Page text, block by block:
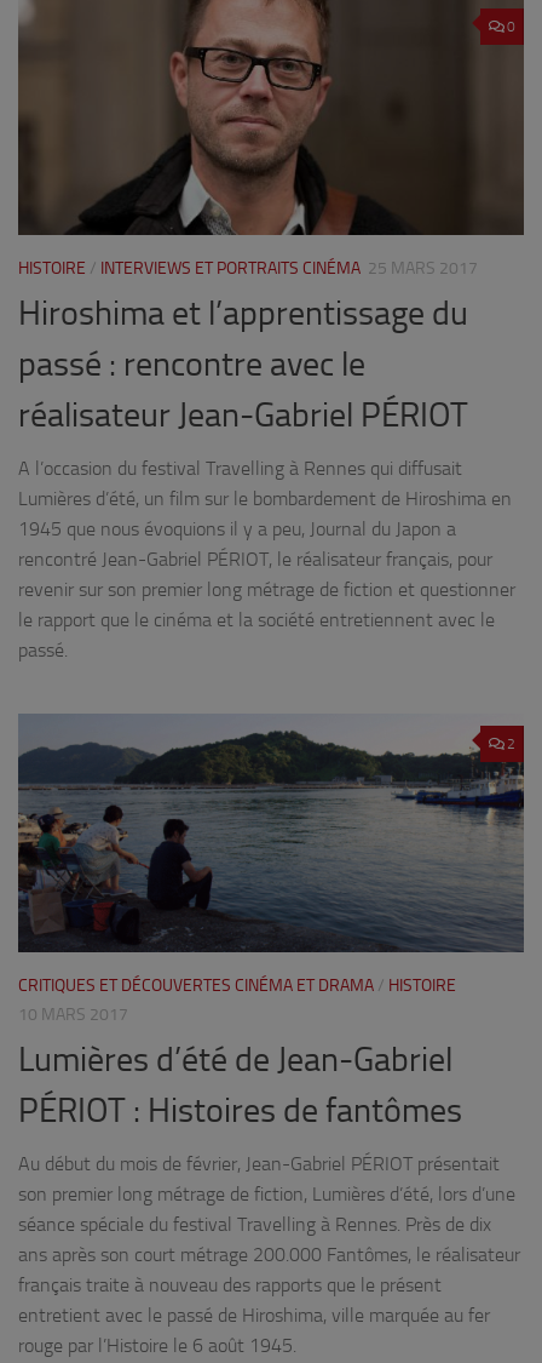
0
HISTOIRE / INTERVIEWS ET PORTRAITS CINÉMA 25 MARS 2017
Hiroshima et l’apprentissage du
passé : rencontre avec le
réalisateur Jean-Gabriel PÉRIOT
A l’occasion du festival Travelling à Rennes qui diffusait
Lumières d’été, un film sur le bombardement de Hiroshima en
1945 que nous évoquions il y a peu, Journal du Japon a
rencontré Jean-Gabriel PÉRIOT, le réalisateur français, pour
revenir sur son premier long métrage de fiction et questionner
le rapport que le cinéma et la société entretiennent avec le
passé.
2
CRITIQUES ET DÉCOUVERTES CINÉMA ET DRAMA / HISTOIRE
10 MARS 2017
Lumières d’été de Jean-Gabriel
PÉRIOT : Histoires de fantômes
Au début du mois de février, Jean-Gabriel PÉRIOT présentait
son premier long métrage de fiction, Lumières d’été, lors d’une
séance spéciale du festival Travelling à Rennes. Près de dix
ans après son court métrage 200.000 Fantômes, le réalisateur
français traite à nouveau des rapports que le présent
entretient avec le passé de Hiroshima, ville marquée au fer
rouge par l’Histoire le 6 août 1945.